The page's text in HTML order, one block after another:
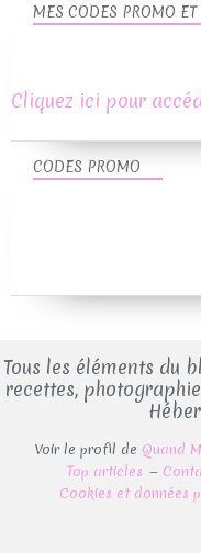
CODES PROMO
MES CODES PROMO
Cliquez ici pour
Tous les éléments du
recettes,
Voir le profil de Quand
Top articles
Cookies et données